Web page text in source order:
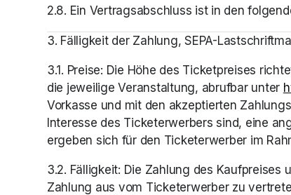
2.8. Ein Vertragsabschluss ist in den
3. Fälligkeit der Zahlung, SEPA-
3.1. Preise: Die Höhe des Ticketpreises
die jeweilige Veranstaltung, abrufbar unter
Vorkasse und mit den akzeptierten
Interesse des Ticketerwerbers sind, eine
ergeben sich für den Ticketerwerber im
3.2. Fälligkeit: Die Zahlung des
Zahlung aus vom Ticketerwerber zu